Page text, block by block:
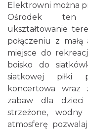
Elektrowni można
Ośrodek ten
ukształtowanie
połączeniu z
miejsce do
boisko do
siatkowej piłki
koncertowa wraz
zabaw dla dzieci
strzeżone,
atmosferę